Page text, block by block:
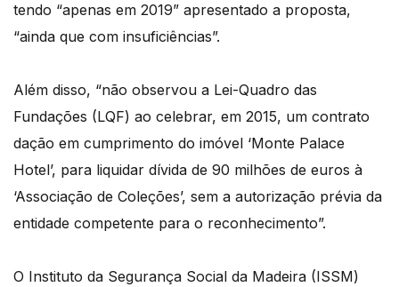
tendo “apenas em 2019” apresentado a proposta,
“ainda que com insuficiências”.
Além disso, “não observou a Lei-Quadro das
Fundações (LQF) ao celebrar, em 2015, um contrato
dação em cumprimento do imóvel ‘Monte Palace
Hotel’, para liquidar dívida de 90 milhões de euros à
‘Associação de Coleções’, sem a autorização prévia da
entidade competente para o reconhecimento”.
O Instituto da Segurança Social da Madeira (ISSM)